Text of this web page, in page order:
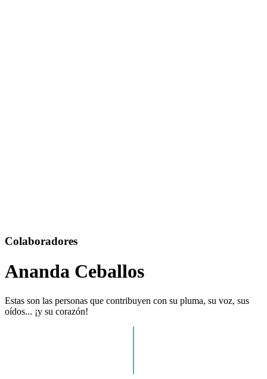
Colaboradores
Ananda Ceballos
Estas son las personas que contribuyen con su pluma, su voz, sus
oídos... ¡y su corazón!